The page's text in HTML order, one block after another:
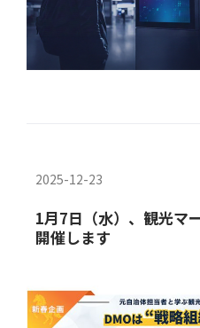
2025-12-23
1月7日（水）、観光マ
開催します